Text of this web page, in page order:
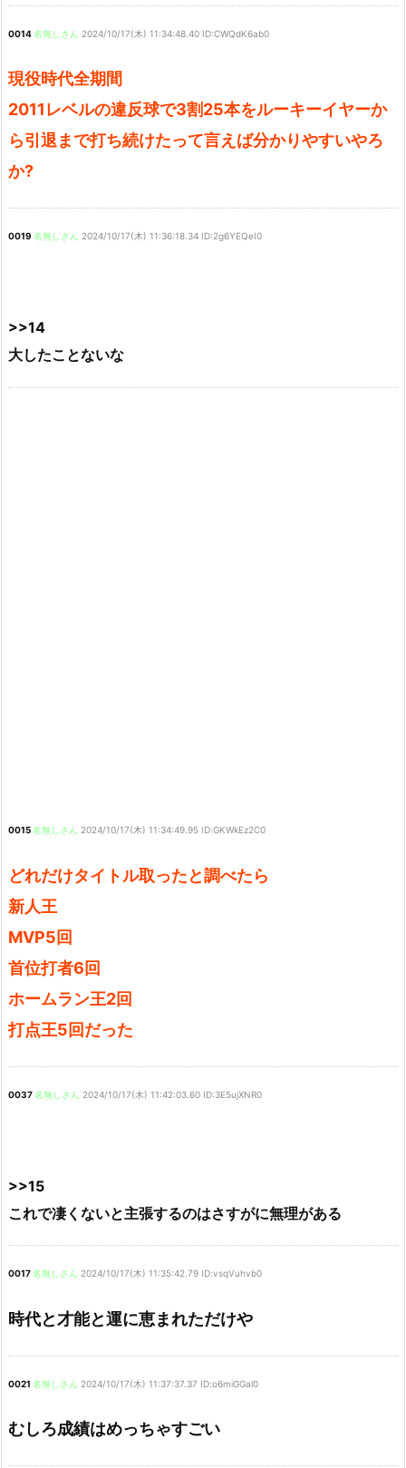
0014名無しさん 2024/10/17(木) 11:34:48.40 ID:CWQdK6ab0
現役時代全期間
2011レベルの違反球で3割25本をルーキーイヤーか
ら引退まで打ち続けたって言えば分かりやすいやろ
か?
0019 名無しさん 2024/10/17(木) 11:36:18.34 ID:2g6YEQeI0
>>14
大したことないな
0015名無しさん 2024/10/17(木) 11:34:49.95 ID:GKWkEz2C0
どれだけタイトル取ったと調べたら
新人王
MVP5回
首位打者6回
ホームラン王2回
打点王5回だった
0037名無しさん 2024/10/17(木) 11:42:03.60 ID:3E5ujXNR0
>>15
これで凄くないと主張するのはさすがに無理がある
0017名無しさん 2024/10/17(木) 11:35:42.79 ID:vsqVuhvb0
時代と才能と運に恵まれただけや
0021 名無しさん 2024/10/17(木) 11:37:37.37 ID:o6miGGal0
むしろ成績はめっちゃすごい